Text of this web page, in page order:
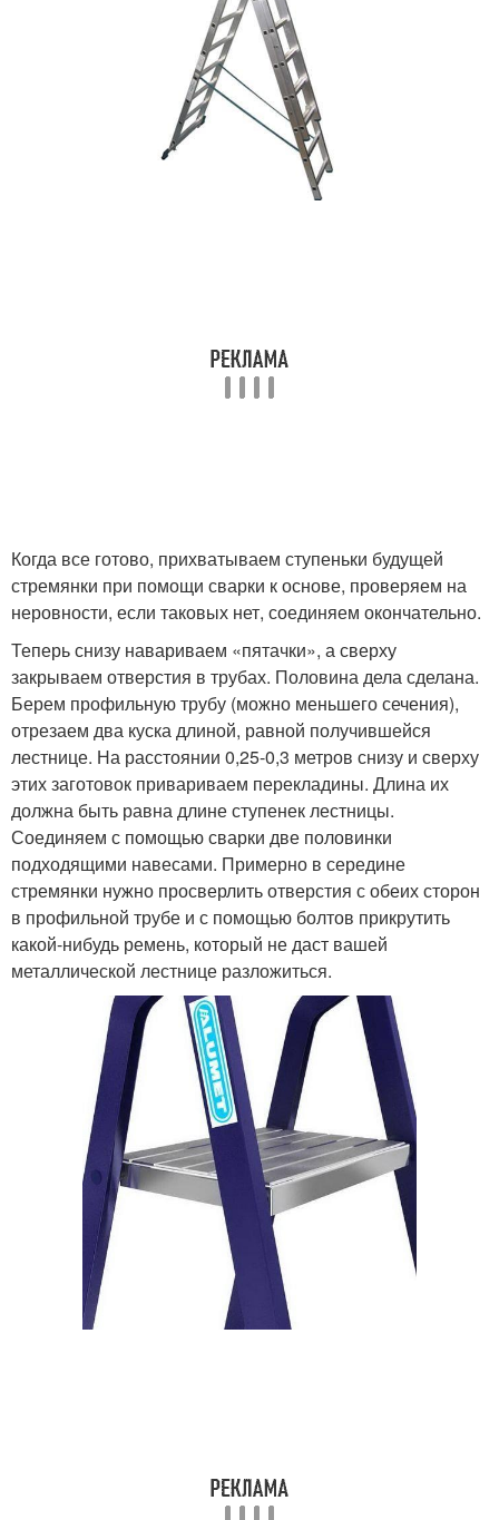
Когда все готово, прихватываем ступеньки будущей
стремянки при помощи сварки к основе, проверяем на
неровности, если таковых нет, соединяем окончательно.
Теперь снизу навариваем «пятачки», а сверху
закрываем отверстия в трубах. Половина дела сделана.
Берем профильную трубу (можно меньшего сечения),
отрезаем два куска длиной, равной получившейся
лестнице. На расстоянии 0,25-0,3 метров снизу и сверху
этих заготовок привариваем перекладины. Длина их
должна быть равна длине ступенек лестницы.
Соединяем с помощью сварки две половинки
подходящими навесами. Примерно в середине
стремянки нужно просверлить отверстия с обеих сторон
в профильной трубе и с помощью болтов прикрутить
какой-нибудь ремень, который не даст вашей
металлической лестнице разложиться.